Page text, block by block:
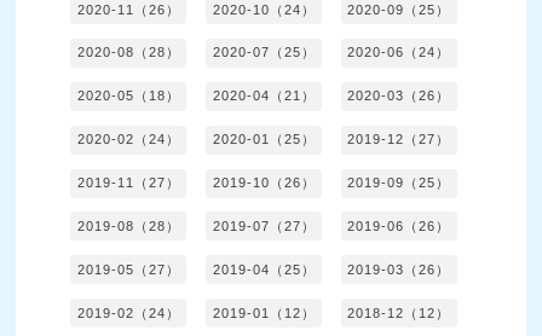
2020-11（26） 2020-10（24） 2020-09（25）
2020-08（28） 2020-07（25） 2020-06（24）
2020-05（18） 2020-04（21） 2020-03（26）
2020-02（24） 2020-01（25） 2019-12（27）
2019-11（27） 2019-10（26） 2019-09（25）
2019-08（28） 2019-07（27） 2019-06（26）
2019-05（27） 2019-04（25） 2019-03（26）
2019-02（24） 2019-01（12） 2018-12（12）